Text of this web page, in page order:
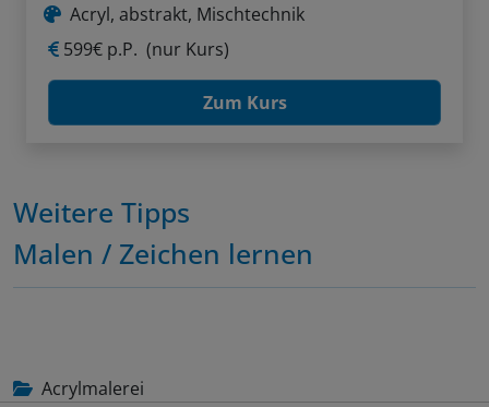
Acryl, abstrakt, Mischtechnik
599€ p.P. (nur Kurs)
Zum Kurs
Weitere Tipps
Malen / Zeichen lernen
Acrylmalerei